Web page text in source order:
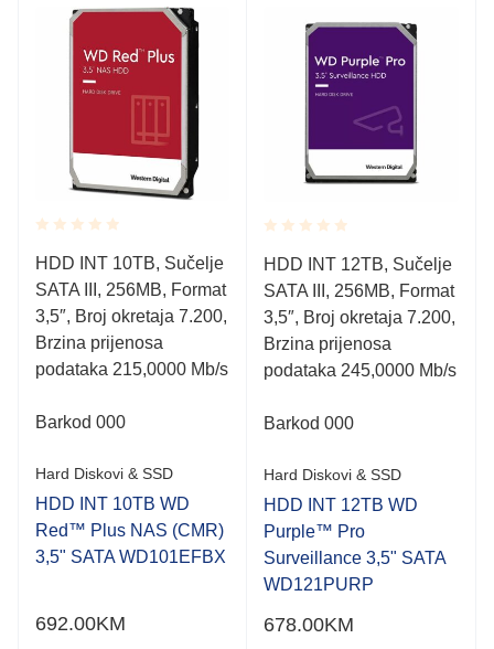
Rated
0.001
out
of
5
HDD INT 10TB, Sučelje
SATA III, 256MB, Format
3,5″, Broj okretaja 7.200,
Brzina prijenosa
podataka 215,0000 Mb/s
Barkod 000
Hard Diskovi & SSD
HDD INT 10TB WD
Red™ Plus NAS (CMR)
3,5" SATA WD101EFBX
692.00KM
Rated
0.001
out
of
5
HDD INT 12TB, Sučelje
SATA III, 256MB, Format
3,5″, Broj okretaja 7.200,
Brzina prijenosa
podataka 245,0000 Mb/s
Barkod 000
Hard Diskovi & SSD
HDD INT 12TB WD
Purple™ Pro
Surveillance 3,5" SATA
WD121PURP
678.00KM